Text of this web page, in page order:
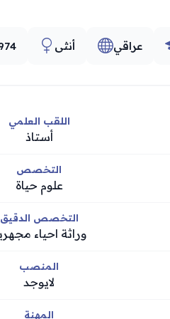
أنثى عراقي
اللقب العلمي
أستاذ
التخصص
علوم حياة
التخصص الدقيق
وراثة احياء
المنصب
لايوجد
المهنة